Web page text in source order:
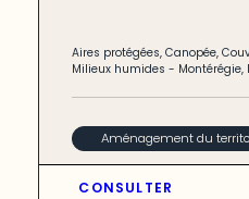
Aires protégées,Canopée,
Milieux humides - Montérégie,
Aménagement du
CONSULTER